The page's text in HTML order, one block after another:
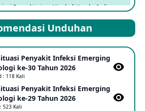
Penyakit virus Nipah di Kerala, India
1b di Taiwan
25 May 2026
PHEIC Penyakit Ebola
23 May 2026
Unduhan
Penyakit Infeksi Emerging
ke-30 Tahun 2026
: 118 Kali
Penyakit Infeksi Emerging
ke-29 Tahun 2026
523 Kali